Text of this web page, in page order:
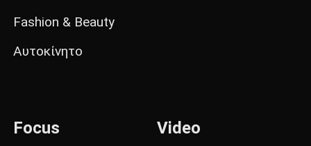
Fashion & Beauty
Αυτοκίνητο
Focus Video